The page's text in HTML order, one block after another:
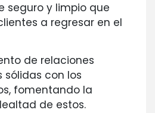
seguro y limpio que
a regresar en el
de relaciones
sólidas con los
fomentando la
de estos.